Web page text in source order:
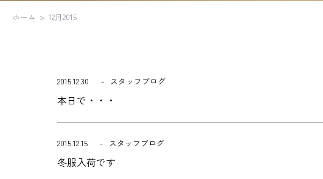
ホーム 12月2015
2015.12.30 スタッフブログ
本日で・・・
2015.12.15 スタッフブログ
冬服入荷です